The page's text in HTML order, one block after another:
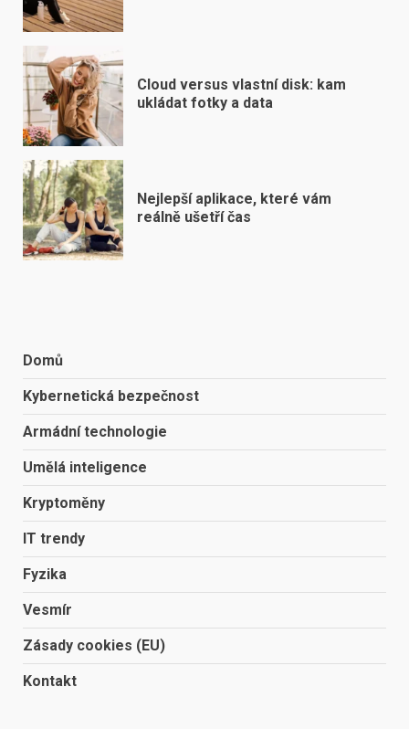
Cloud versus vlastní disk: kam
ukládat fotky a data
Nejlepší aplikace, které vám
reálně ušetří čas
Domů
Kybernetická bezpečnost
Armádní technologie
Umělá inteligence
Kryptoměny
IT trendy
Fyzika
Vesmír
Zásady cookies (EU)
Kontakt